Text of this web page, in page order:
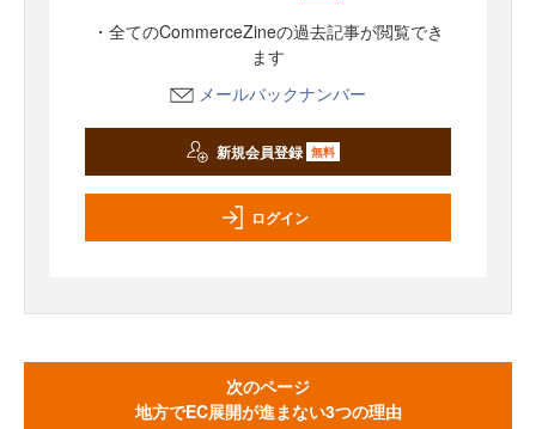
・全てのCommerceZineの過去記事が閲覧でき
ます
メールバックナンバー
新規会員登録 無料
ログイン
次のページ
地方でEC展開が進まない3つの理由